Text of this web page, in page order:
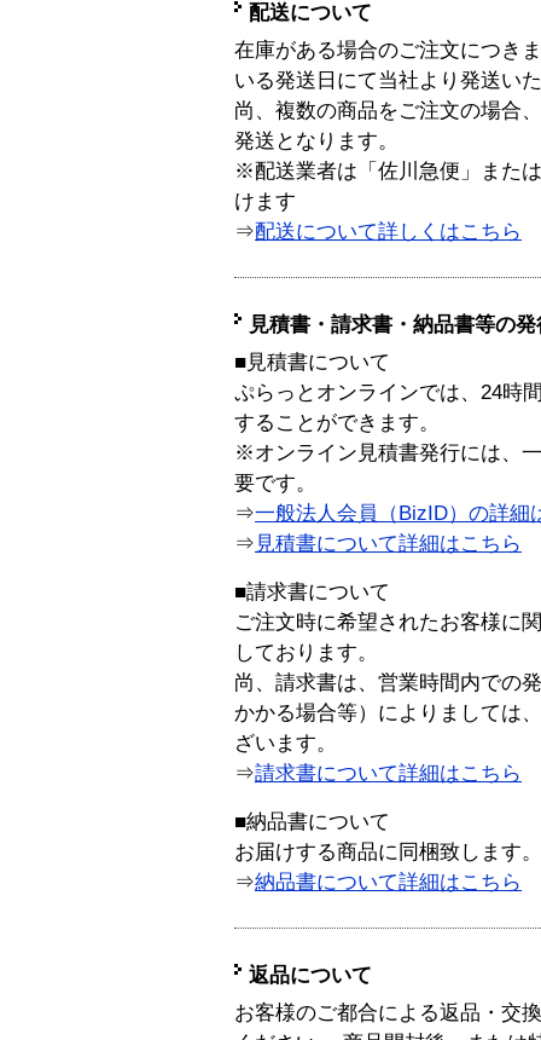
配送について
在庫がある場合のご注文につき
いる発送日にて当社より発送い
尚、複数の商品をご注文の場合
発送となります。
※配送業者は「佐川急便」また
けます
⇒配送について詳しくはこちら
見積書・請求書・納品書等の
■見積書について
ぷらっとオンラインでは、24時
することができます。
※オンライン見積書発行には、
要です。
⇒一般法人会員（BizID）の詳細
⇒ 見積書について詳細はこちら
■請求書について
ご注文時に希望されたお客様に
しております。
尚、請求書は、営業時間内での
かかる場合等）によりましては
ざいます。
⇒請求書について詳細はこちら
■納品書について
お届けする商品に同梱致します。
⇒納品書について詳細はこちら
返品について
お客様のご都合による返品・交